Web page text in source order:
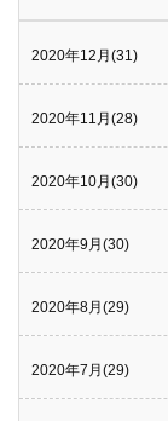
2020年12月(31)
2020年11月(28)
2020年10月(30)
2020年9月(30)
2020年8月(29)
2020年7月(29)